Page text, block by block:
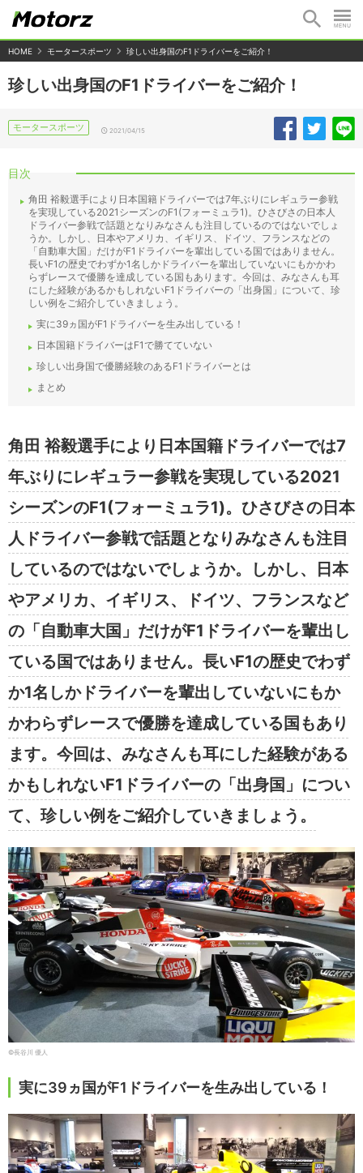
HOME モータースポーツ 珍しい出身国のF1ドライバーをご紹介！
珍しい出身国のF1ドライバーをご紹介！
モータースポーツ 2021/04/15
目次
角田 裕毅選手により日本国籍ドライバーでは7年ぶりにレギュラー参戦
を実現している2021シーズンのF1(フォーミュラ1)。ひさびさの日本人
ドライバー参戦で話題となりみなさんも注目しているのではないでしょ
うか。しかし、日本やアメリカ、イギリス、ドイツ、フランスなどの
「自動車大国」だけがF1ドライバーを輩出している国ではありません。
長いF1の歴史でわずか1名しかドライバーを輩出していないにもかかわ
らずレースで優勝を達成している国もあります。今回は、みなさんも耳
にした経験があるかもしれないF1ドライバーの「出身国」について、珍
しい例をご紹介していきましょう。
実に39ヵ国がF1ドライバーを生み出している！
日本国籍ドライバーはF1で勝てていない
珍しい出身国で優勝経験のあるF1ドライバーとは
まとめ
角田 裕毅選手により日本国籍ドライバーでは7
年ぶりにレギュラー参戦を実現している2021
シーズンのF1(フォーミュラ1)。ひさびさの日本
人ドライバー参戦で話題となりみなさんも注目
しているのではないでしょうか。しかし、日本
やアメリカ、イギリス、ドイツ、フランスなど
の「自動車大国」だけがF1ドライバーを輩出し
ている国ではありません。長いF1の歴史でわず
か1名しかドライバーを輩出していないにもか
かわらずレースで優勝を達成している国もあり
ます。今回は、みなさんも耳にした経験がある
かもしれないF1ドライバーの「出身国」につい
て、珍しい例をご紹介していきましょう。
©長谷川 優人
実に39ヵ国がF1ドライバーを生み出している！